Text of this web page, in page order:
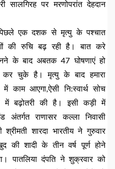
सालगिरह पर मरणोपरांत देहदान
पिछले एक दशक से मृत्यु के पश्चात
की रुचि बढ़ रही है। बात करे
के बाद अबतक 47 घोषणाएं हो
कर चुके है। मृत्यु के बाद हमारा
काम आएगा,ऐसी नि:स्वार्थ सोच
में बढ़ोतरी की है। इसी कड़ी में
अंतर्गत राणासर कल्ला निवासी
शारदा भारतीय ने गुरुवार
की शादी के तीन वर्ष पूर्ण होने
पातलिया दंपति ने शुक्रवार को